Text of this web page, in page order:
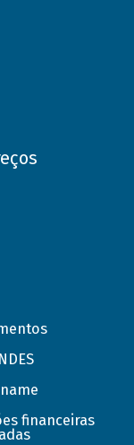
financeiras